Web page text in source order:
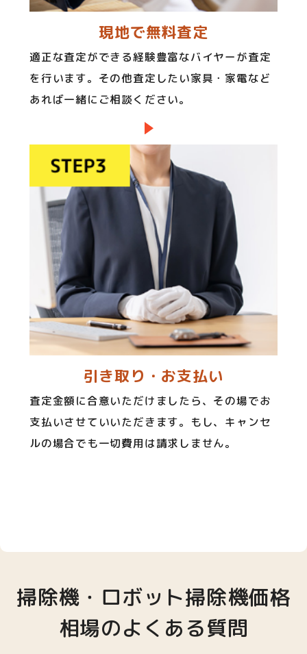
現地で無料査定
適正な査定ができる経験豊富なバイヤーが査定
を行います。その他査定したい家具・家電など
あれば一緒にご相談ください。
引き取り・お支払い
査定金額に合意いただけましたら、その場でお
支払いさせていいただきます。もし、キャンセ
ルの場合でも一切費用は請求しません。
掃除機・ロボット掃除機価格
相場のよくある質問